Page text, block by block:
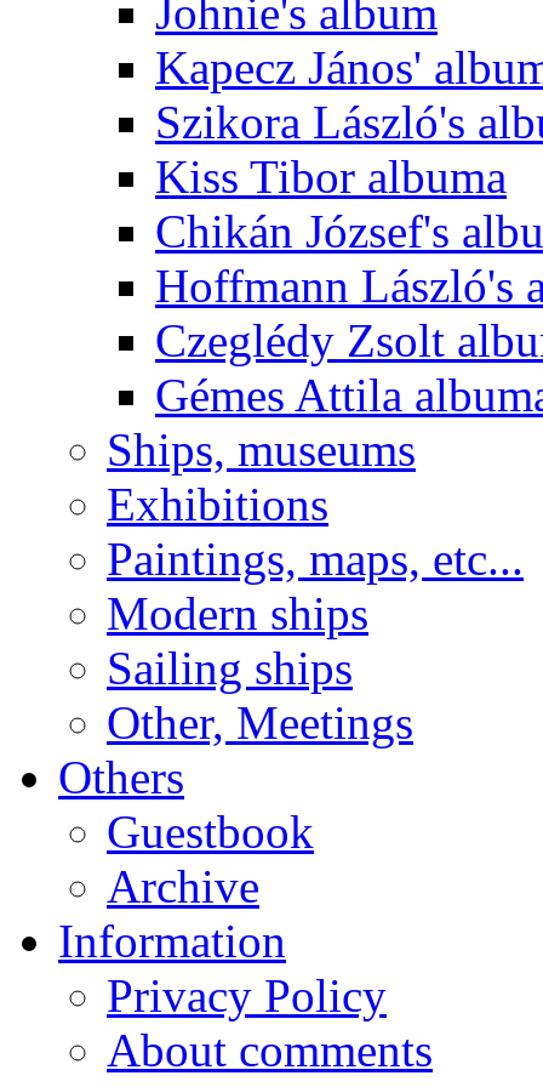
Johnie's album
Kapecz János'
Szikora László's
Kiss Tibor albuma
Chikán József's
Hoffmann László's
Czeglédy Zsolt
Gémes Attila
Ships, museums
Exhibitions
Paintings, maps, etc...
Modern ships
Sailing ships
Other, Meetings
Others
Guestbook
Archive
Information
Privacy Policy
About comments